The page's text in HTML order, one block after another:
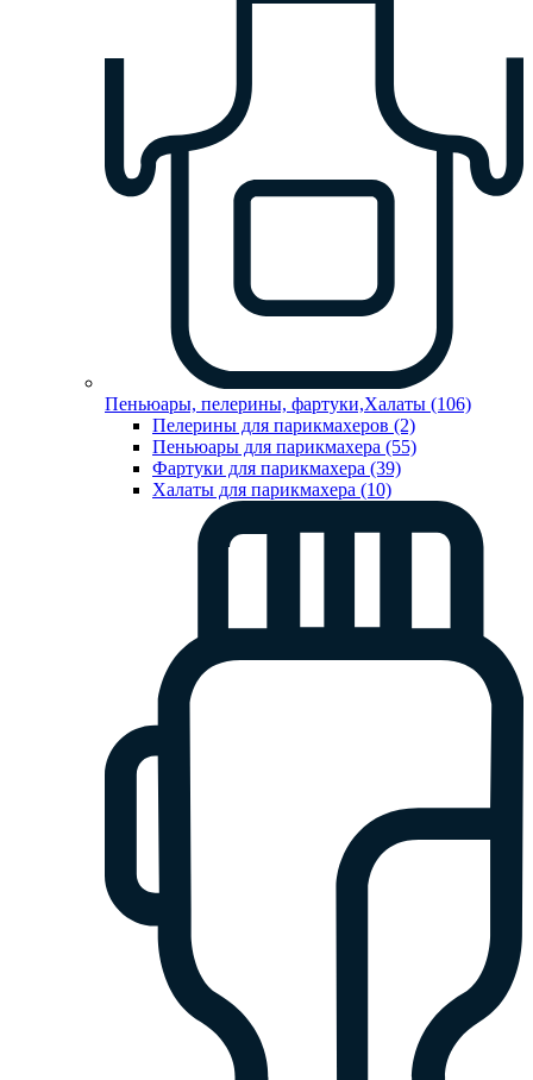
Пеньюары, пелерины, фартуки,Халаты (106)
Пелерины для парикмахеров (2)
Пеньюары для парикмахера (55)
Фартуки для парикмахера (39)
Халаты для парикмахера (10)